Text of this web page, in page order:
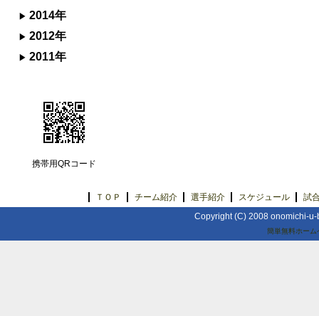
2014年
2012年
2011年
携帯用QRコード
ＴＯＰ チーム紹介 選手紹介 スケジュール
試
Copyright (C) 2008 onomichi-
簡単無料ホーム